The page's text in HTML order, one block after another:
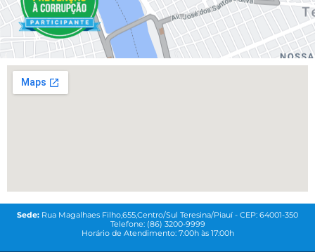
Sede: Rua Magalhaes Filho,655,Centro/Sul Teresina/Piauí - CEP: 64001-350
Telefone: (86) 3200-9999
Horário de Atendimento: 7:00h às 17:00h